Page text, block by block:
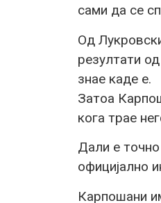
сами да се
Од
резултати
знае каде е.
Затоа
кога трае
Дали е
официјално
Карпошани